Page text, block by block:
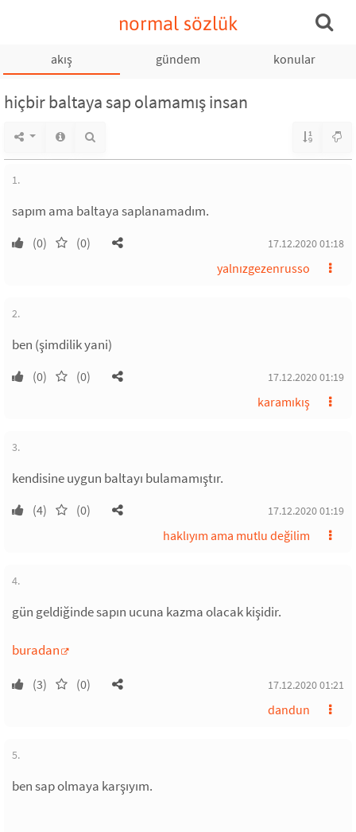
normal sözlük
akış gündem konular
hiçbir baltaya sap olamamış insan
1.
sapım ama baltaya saplanamadım.
(0) (0) 17.12.2020 01:18
yalnızgezenrusso
2.
ben (şimdilik yani)
(0) (0) 17.12.2020 01:19
karamıkış
3.
kendisine uygun baltayı bulamamıştır.
(4) (0) 17.12.2020 01:19
haklıyım ama mutlu değilim
4.
gün geldiğinde sapın ucuna kazma olacak kişidir.
buradan
(3) (0) 17.12.2020 01:21
dandun
5.
ben sap olmaya karşıyım.